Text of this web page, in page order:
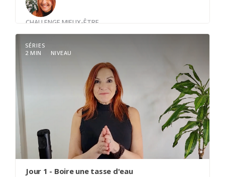
CHALLENGE MIEUX-ÊTRE
AvecLouise Trudel
Je ne consulte pas mon cellulaire (ni ma tablette)
durant la première heure de ma journée.
La Power Hour est la 1ère heure de la journée,
celle qui t’appartient totalement.
Ton bien-être et ta santé - physique et mentale -
seront optimisés si tu prends de toi dès cette
première heure, parce qu’après, on ne le sait que
trop bien, tout déboule, dérape et les hamsters
se remettent en fonction.
SÉRIES
2 MIN
NIVEAU
Jour 1 - Boire une tasse d'eau